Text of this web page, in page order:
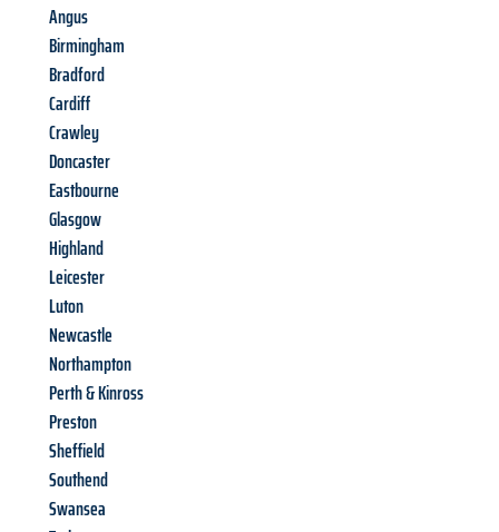
Angus
Birmingham
Bradford
Cardiff
Crawley
Doncaster
Eastbourne
Glasgow
Highland
Leicester
Luton
Newcastle
Northampton
Perth & Kinross
Preston
Sheffield
Southend
Swansea